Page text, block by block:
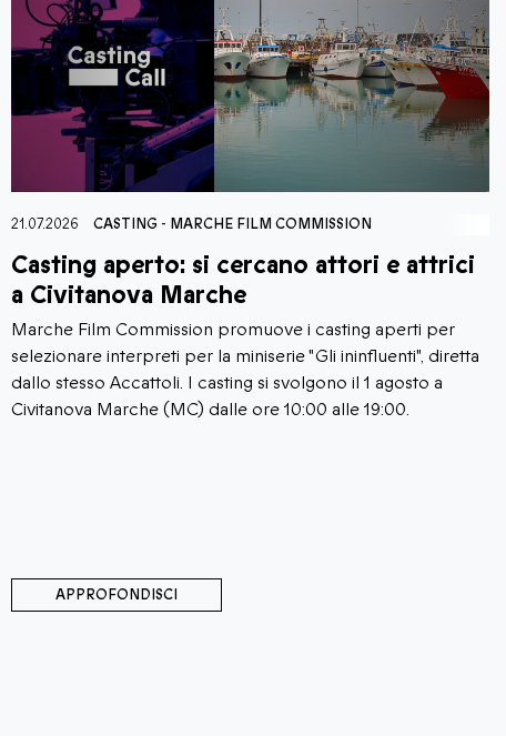
21.07.2026 CASTING - MARCHE FILM COMMISSION
Casting aperto: si cercano attori e attrici
a Civitanova Marche
Marche Film Commission promuove i casting aperti per
selezionare interpreti per la miniserie "Gli ininfluenti", diretta
dallo stesso Accattoli. I casting si svolgono il 1 agosto a
Civitanova Marche (MC) dalle ore 10:00 alle 19:00.
APPROFONDISCI